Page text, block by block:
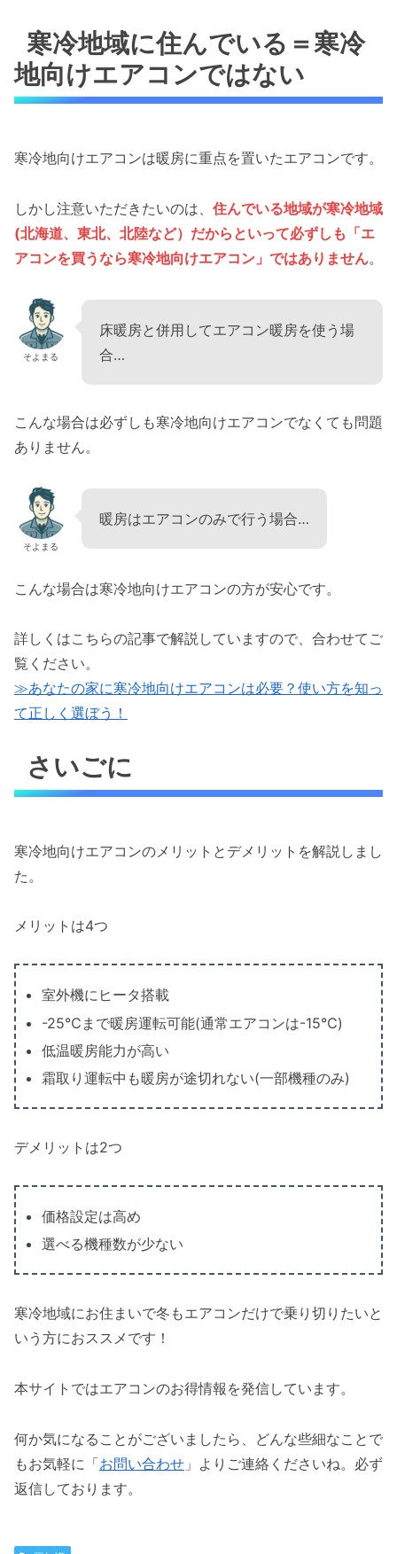
寒冷地域に住んでいる＝寒冷
地向けエアコンではない
寒冷地向けエアコンは暖房に重点を置いたエアコンです。
しかし注意いただきたいのは、 住んでいる地域が寒冷地域
(北海道、東北、北陸など）だからといって必ずしも「エ
アコンを買うなら寒冷地向けエアコン」ではありません。
そよまる
床暖房と併用してエアコン暖房を使う場
合…
こんな場合は必ずしも寒冷地向けエアコンでなくても問題
ありません。
そよまる
暖房はエアコンのみで行う場合…
こんな場合は寒冷地向けエアコンの方が安心です。
詳しくはこちらの記事で解説していますので、合わせてご
覧ください。
≫あなたの家に寒冷地向けエアコンは必要？使い方を知っ
て正しく選ぼう！
さいごに
寒冷地向けエアコンのメリットとデメリットを解説しまし
た。
メリットは4つ
室外機にヒータ搭載
-25℃まで暖房運転可能(通常エアコンは-15℃)
低温暖房能力が高い
霜取り運転中も暖房が途切れない(一部機種のみ)
デメリットは2つ
価格設定は高め
選べる機種数が少ない
寒冷地域にお住まいで冬もエアコンだけで乗り切りたいと
いう方におススメです！
本サイトではエアコンのお得情報を発信しています。
何か気になることがございましたら、どんな些細なことで
もお気軽に「お問い合わせ 」よりご連絡くださいね。必ず
返信しております。